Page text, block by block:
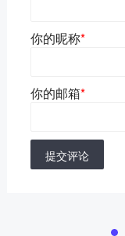
你的昵称*
你的邮箱*
提交评论